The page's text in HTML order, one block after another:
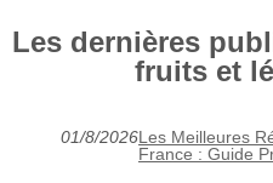
Les dernières
fruits et
01/8/2026Les Meilleures
France : Guide